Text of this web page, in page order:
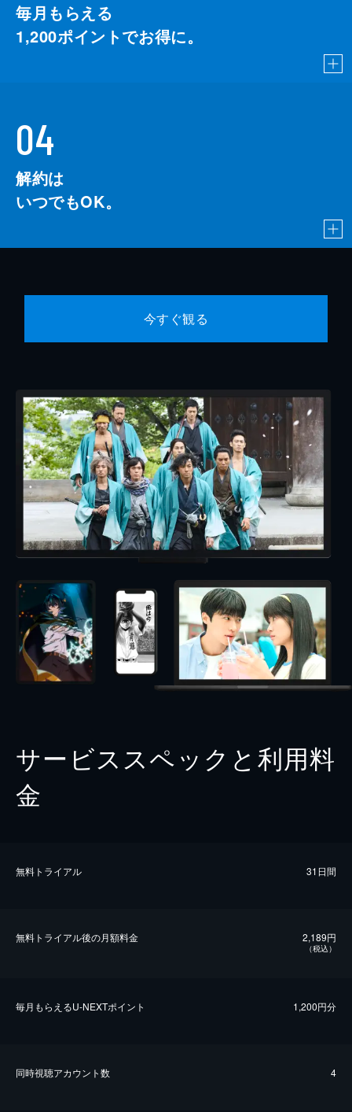
毎月もらえる
1,200ポイントでお得に。
04
解約は
いつでもOK。
今すぐ観る
サービススペックと利用料
金
無料トライアル 31日間
無料トライアル後の⽉額料金 2,189円
（税込）
毎⽉もらえるU-NEXTポイント 1,200円分
同時視聴アカウント数 4